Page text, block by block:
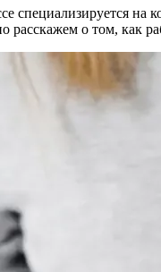
специализируется на
расскажем о том, как